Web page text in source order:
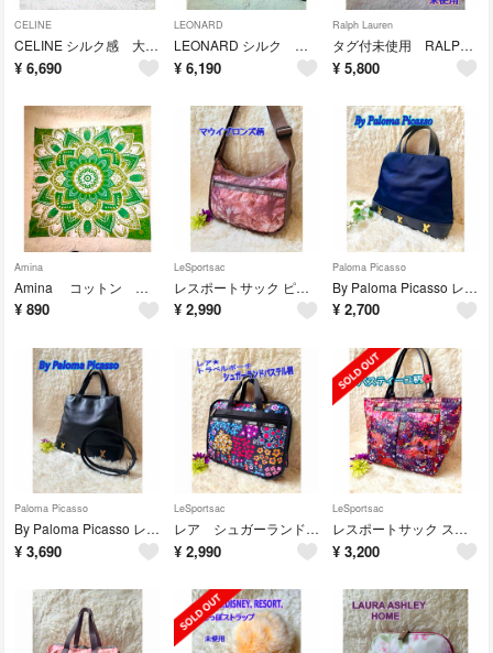
CELINE
CELINE シルク感 大判スカーフ ビビッドピンク地にチェーン、ビジュー柄
¥ 6,690
LEONARD
LEONARD シルク 大判スカーフ ベージュ地にオペラピンク 蘭 フラワー柄
¥ 6,190
Ralph Lauren
タグ付未使用 RALPH LAUREN シルクシフォン 大判スカーフ クリーム色
¥ 5,800
Amina
Amina コットン マルチカバー グリーン系 チャクラマンダラ柄
¥ 890
LeSportsac
レスポートサック ピンクブラウン系 ホーボーショルダー マウイブロンズ柄
¥ 2,990
Paloma Picasso
By Paloma Picasso レザー＆ナイロン ハンドバッグ 紺 訳有
¥ 2,700
Paloma Picasso
By Paloma Picasso レザー 2wayハンドバッグ ブラック
¥ 3,690
LeSportsac
レア シュガーランドパステル柄 トラベルポーチオーガナイザー レスポートサック
¥ 2,990
LeSportsac
レスポートサック スモールエブリガルトートバッグ パープル系 パスティーユ柄
¥ 3,200